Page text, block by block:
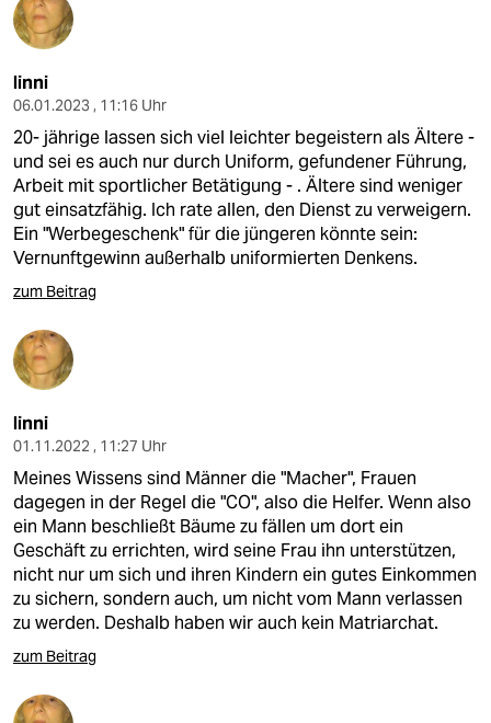
linni
06.01.2023 , 11:16 Uhr
20- jährige lassen sich viel leichter begeistern als Ältere -
und sei es auch nur durch Uniform, gefundener Führung,
Arbeit mit sportlicher Betätigung - . Ältere sind weniger
gut einsatzfähig. Ich rate allen, den Dienst zu verweigern.
Ein "Werbegeschenk" für die jüngeren könnte sein:
Vernunftgewinn außerhalb uniformierten Denkens.
zum Beitrag
linni
01.11.2022 , 11:27 Uhr
Meines Wissens sind Männer die "Macher", Frauen
dagegen in der Regel die "CO", also die Helfer. Wenn also
ein Mann beschließt Bäume zu fällen um dort ein
Geschäft zu errichten, wird seine Frau ihn unterstützen,
nicht nur um sich und ihren Kindern ein gutes Einkommen
zu sichern, sondern auch, um nicht vom Mann verlassen
zu werden. Deshalb haben wir auch kein Matriarchat.
zum Beitrag